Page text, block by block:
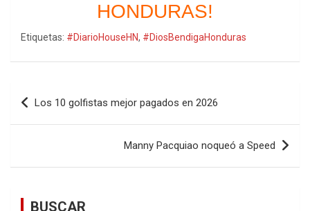
HONDURAS!
Etiquetas: #DiarioHouseHN, #DiosBendigaHonduras
Navegación
de
Los 10 golfistas mejor pagados en 2026
Manny Pacquiao noqueó a Speed
BUSCAR